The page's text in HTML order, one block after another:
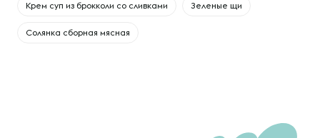
Крем суп из брокколи со сливками Зеленые щи
Солянка сборная мясная